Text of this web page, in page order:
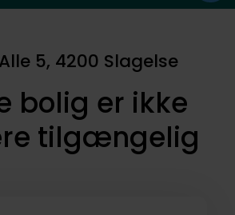
5, 4200 Slagelse
bolig er ikke
tilgængelig